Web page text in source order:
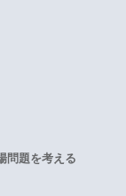
問題を考える